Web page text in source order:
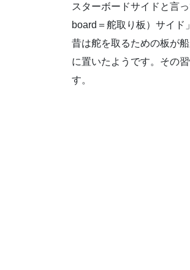
スターボードサイドと言
board＝舵取り板）サイド
昔は舵を取るための板が
に置いたようです。その
す。